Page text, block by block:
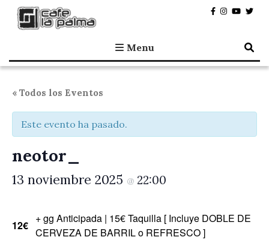
Café la Palma
Programando música en directo en Madrid, desde 1995.
Menu
« Todos los Eventos
Este evento ha pasado.
neotor_
13 noviembre 2025 @ 22:00
12€
+ gg Anticipada | 15€ Taquilla [ Incluye DOBLE DE
CERVEZA DE BARRIL o REFRESCO ]